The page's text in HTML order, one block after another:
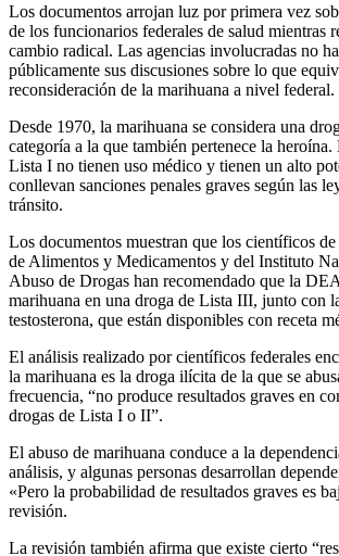
Los documentos arrojan luz por primera vez
de los funcionarios federales de salud mientras
cambio radical. Las agencias involucradas no
públicamente sus discusiones sobre lo que
reconsideración de la marihuana a nivel federal.
Desde 1970, la marihuana se considera una
categoría a la que también pertenece la heroína.
Lista I no tienen uso médico y tienen un alto
conllevan sanciones penales graves según las
tránsito.
Los documentos muestran que los científicos
de Alimentos y Medicamentos y del Instituto
Abuso de Drogas han recomendado que la
marihuana en una droga de Lista III, junto con
testosterona, que están disponibles con receta
El análisis realizado por científicos federales
la marihuana es la droga ilícita de la que se
frecuencia, “no produce resultados graves en
drogas de Lista I o II”.
El abuso de marihuana conduce a la
análisis, y algunas personas desarrollan
«Pero la probabilidad de resultados graves es
revisión.
La revisión también afirma que existe cierto